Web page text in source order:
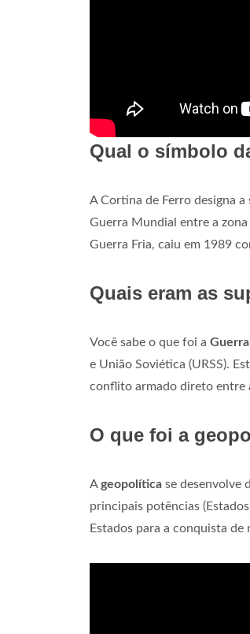
Qual o símbolo
A Cortina de Ferro designa
Guerra Mundial entre a
Guerra Fria, caiu em 1989
Quais eram as
Você sabe o que foi a
e União Soviética (URSS).
conflito armado direto entre
O que foi a
Ageopolítica se desenvolve
principais potências
Estados para a conquista